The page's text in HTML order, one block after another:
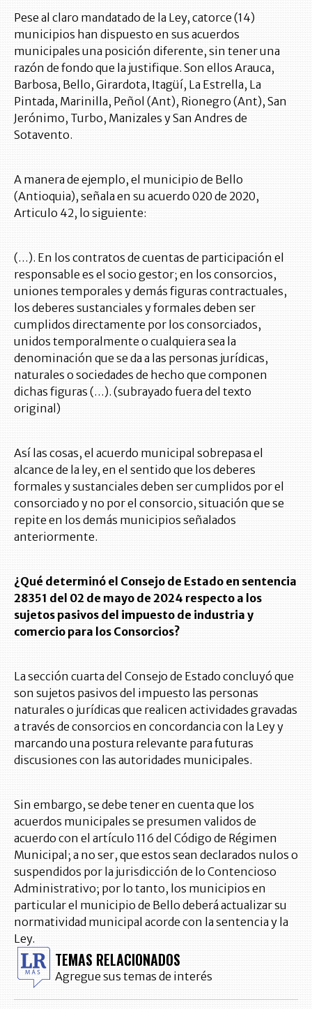
Pese al claro mandatado de la Ley, catorce (14)
municipios han dispuesto en sus acuerdos
municipales una posición diferente, sin tener una
razón de fondo que la justifique. Son ellos Arauca,
Barbosa, Bello, Girardota, Itagüí, La Estrella, La
Pintada, Marinilla, Peñol (Ant), Rionegro (Ant), San
Jerónimo, Turbo, Manizales y San Andres de
Sotavento.
A manera de ejemplo, el municipio de Bello
(Antioquia), señala en su acuerdo 020 de 2020,
Articulo 42, lo siguiente:
(…). En los contratos de cuentas de participación el
responsable es el socio gestor; en los consorcios,
uniones temporales y demás figuras contractuales,
los deberes sustanciales y formales deben ser
cumplidos directamente por los consorciados,
unidos temporalmente o cualquiera sea la
denominación que se da a las personas jurídicas,
naturales o sociedades de hecho que componen
dichas figuras (…). (subrayado fuera del texto
original)
Así las cosas, el acuerdo municipal sobrepasa el
alcance de la ley, en el sentido que los deberes
formales y sustanciales deben ser cumplidos por el
consorciado y no por el consorcio, situación que se
repite en los demás municipios señalados
anteriormente.
¿Qué determinó el Consejo de Estado en sentencia
28351 del 02 de mayo de 2024 respecto a los
sujetos pasivos del impuesto de industria y
comercio para los Consorcios?
La sección cuarta del Consejo de Estado concluyó que
son sujetos pasivos del impuesto las personas
naturales o jurídicas que realicen actividades gravadas
a través de consorcios en concordancia con la Ley y
marcando una postura relevante para futuras
discusiones con las autoridades municipales.
Sin embargo, se debe tener en cuenta que los
acuerdos municipales se presumen validos de
acuerdo con el artículo 116 del Código de Régimen
Municipal; a no ser, que estos sean declarados nulos o
suspendidos por la jurisdicción de lo Contencioso
Administrativo; por lo tanto, los municipios en
particular el municipio de Bello deberá actualizar su
normatividad municipal acorde con la sentencia y la
Ley.
TEMAS RELACIONADOS
Agregue sus temas de interés